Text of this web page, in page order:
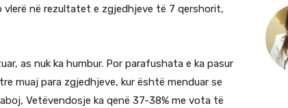
në rezultatet e zgjedhjeve të 7 qershorit,
as nuk ka humbur. Por parafushata e ka pasur
muaj para zgjedhjeve, kur është menduar se
Vetëvendosje ka qenë 37-38% me vota të